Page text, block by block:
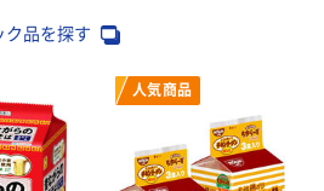
ク品を探す
人気商品